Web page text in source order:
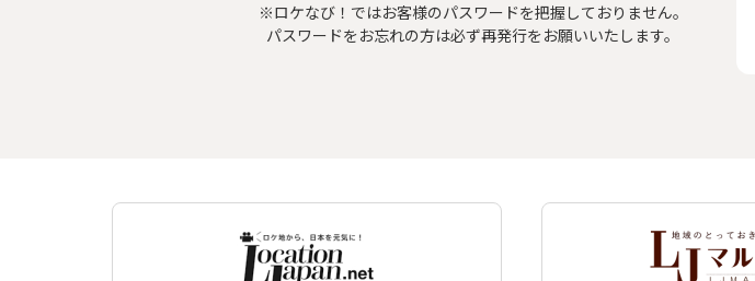
※ロケなび！ではお客様のパスワードを把握しておりません。
パスワードをお忘れの方は必ず再発行をお願いいたします。